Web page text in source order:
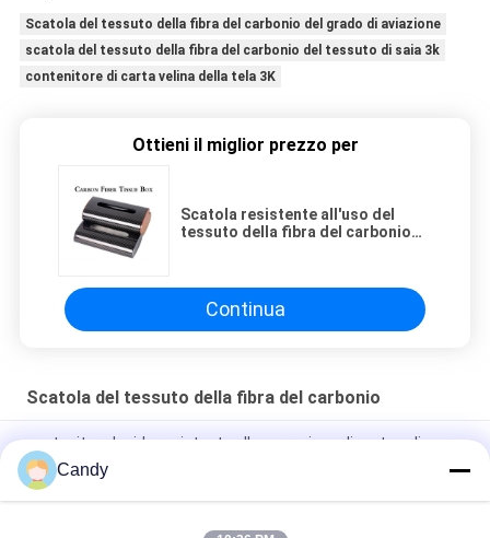
Scatola del tessuto della fibra del carbonio del grado di aviazione
scatola del tessuto della fibra del carbonio del tessuto di saia 3k
contenitore di carta velina della tela 3K
Ottieni il miglior prezzo per
Scatola resistente all'uso del
tessuto della fibra del carbonio
Continua
Scatola del tessuto della fibra del carbonio
contenitore lucido resistente alla corrosione di carta velina
della fibra del carbonio 3K
Scatola lucida antiurto del tessuto della fibra del carbonio 3K
Candy